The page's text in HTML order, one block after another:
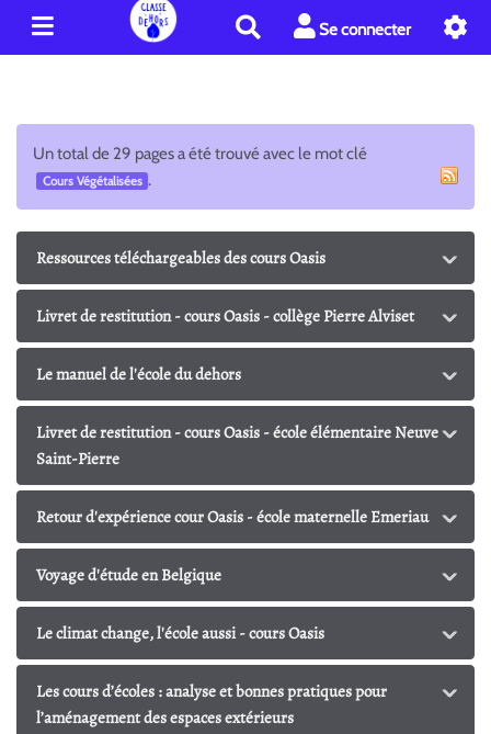
e
e
r
Se connecter
Un total de 29 pages a été trouvé avec le mot clé
Cours Végétalisées .
Ressources téléchargeables des cours Oasis
Livret de restitution - cours Oasis - collège Pierre Alviset
Le manuel de l'école du dehors
Livret de restitution - cours Oasis - école élémentaire Neuve
Saint-Pierre
Retour d'expérience cour Oasis - école maternelle Emeriau
Voyage d'étude en Belgique
Le climat change, l'école aussi - cours Oasis
Les cours d’écoles : analyse et bonnes pratiques pour
l’aménagement des espaces extérieurs